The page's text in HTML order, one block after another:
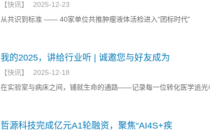
【快讯 】
2025-12-23
从共识到标准 —— 40家单位共推肿瘤液体活检进入“团标时代”
我的2025，讲给行业听 | 诚邀您与好友成为
【快讯 】
2025-12-18
在实验室与病床之间，铺就生命的通路——记录每一位转化医学追光
哲源科技完成亿元A1轮融资，聚焦“AI4S+疾